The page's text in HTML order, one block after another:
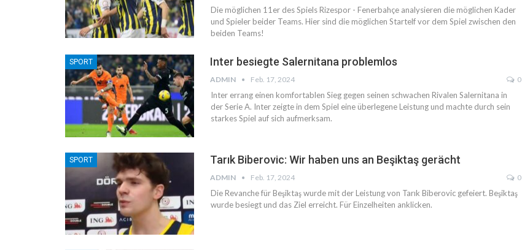
Die möglichen 11er des Spiels Rizespor - Fenerbahçe analysieren die möglichen Kader
und Spieler beider Teams. Hier sind die möglichen Startelf vor dem Spiel zwischen den
beiden Teams!
SPORT Inter besiegte Salernitana problemlos
ADMIN Feb. 17, 2024 0
Inter errang einen komfortablen Sieg gegen seinen schwachen Rivalen Salernitana in
der Serie A. Inter zeigte in dem Spiel eine überlegene Leistung und machte durch sein
starkes Spiel auf sich aufmerksam.
SPORT Tarık Biberovic: Wir haben uns an Beşiktaş gerächt
ADMIN Feb. 17, 2024 0
Die Revanche für Beşiktaş wurde mit der Leistung von Tarık Biberovic gefeiert. Beşiktaş
wurde besiegt und das Ziel erreicht. Für Einzelheiten anklicken.